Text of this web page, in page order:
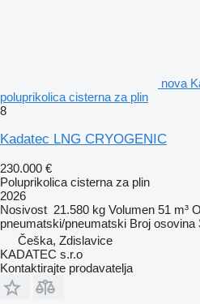
nova
poluprikolica cisterna za plin
8
Kadatec LNG CRYOGENIC
230.000 €
Poluprikolica cisterna za plin
2026
Nosivost 21.580 kg Volumen 51 m³
pneumatski/pneumatski Broj osovina
Češka, Zdislavice
KADATEC s.r.o
Kontaktirajte prodavatelja